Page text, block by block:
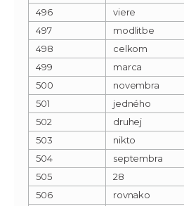
496
viere
497
modlitbe
498
celkom
499
marca
500
novembra
501
jedného
502
druhej
503
nikto
504
septembra
505
28
506
rovnako